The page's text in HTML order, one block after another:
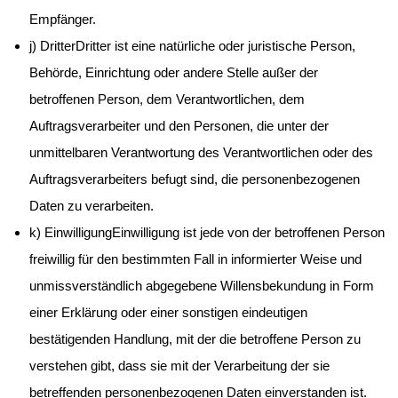
Empfänger.
j) DritterDritter ist eine natürliche oder juristische Person,
Behörde, Einrichtung oder andere Stelle außer der
betroffenen Person, dem Verantwortlichen, dem
Auftragsverarbeiter und den Personen, die unter der
unmittelbaren Verantwortung des Verantwortlichen oder des
Auftragsverarbeiters befugt sind, die personenbezogenen
Daten zu verarbeiten.
k) EinwilligungEinwilligung ist jede von der betroffenen Person
freiwillig für den bestimmten Fall in informierter Weise und
unmissverständlich abgegebene Willensbekundung in Form
einer Erklärung oder einer sonstigen eindeutigen
bestätigenden Handlung, mit der die betroffene Person zu
verstehen gibt, dass sie mit der Verarbeitung der sie
betreffenden personenbezogenen Daten einverstanden ist.